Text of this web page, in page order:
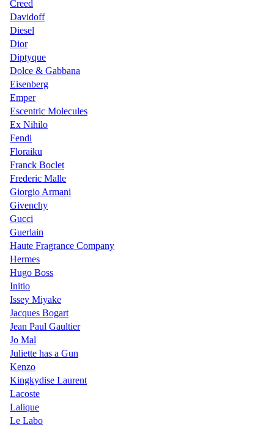
Creed
Davidoff
Diesel
Dior
Diptyque
Dolce & Gabbana
Eisenberg
Emper
Escentric Molecules
Ex Nihilo
Fendi
Floraiku
Franck Boclet
Frederic Malle
Giorgio Armani
Givenchy
Gucci
Guerlain
Haute Fragrance Company
Hermes
Hugo Boss
Initio
Issey Miyake
Jacques Bogart
Jean Paul Gaultier
Jo Mal
Juliette has a Gun
Kenzo
Kingkydise Laurent
Lacoste
Lalique
Le Labo